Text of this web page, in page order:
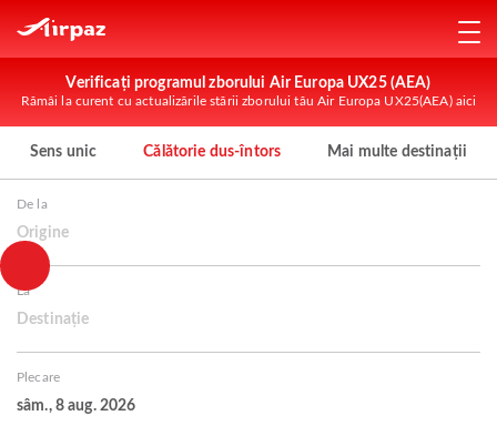
Verificați programul zborului Air Europa UX25 (AEA)
Rămâi la curent cu actualizările stării zborului tău Air Europa UX25(AEA) aici
Sens unic Călătorie dus-întors Mai multe destinații
De la
Origine
La
Destinație
Plecare
sâm., 8 aug. 2026